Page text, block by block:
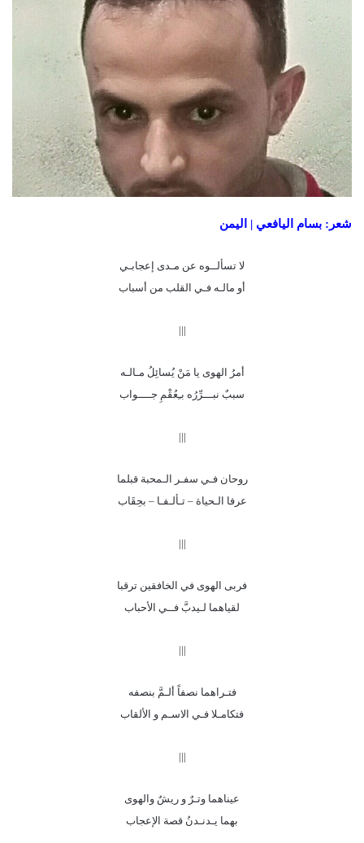
شعر: بسام اليافعي | اليمن
لا تسألــوه عن مـدى إعجابـي
أو مالـه فـي القلب من أسباب
|||
أمرُ الهوى يا مَنْ يُسائِلُ مـالـه
سببٌ نبـــرِّرُه بـِعُقْمِ جــــواب
|||
روحان فـي سفـر الـمحبة قبلما
عرفا الـحياة – تـألـفـا – بحِقَاب
|||
فربى الهوى في الخافقين ترقبا
لقياهما لـيدبَّ فــي الأحباب
|||
فتـراهما نصفاً ألـمَّ بنصفه
فتكامـلا فـي الاسـم و الألقاب
|||
عيناهما وتـرٌ و ريشٌ والهوى
بهما يـدنـدنُ قصة الإعجاب